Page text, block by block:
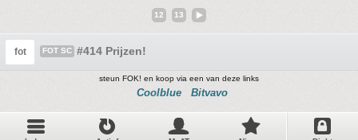
12 13
fot FOT SC #414 Prijzen!
steun FOK! en koop via een van deze links
Coolblue Bitvavo